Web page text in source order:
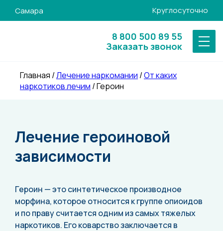
Самара Круглосуточно
8 800 500 89 55
Заказать звонок
Главная /Лечение наркомании /От каких
наркотиков лечим /Героин
Лечение героиновой
зависимости
Героин — это синтетическое производное
морфина, которое относится к группе опиоидов
и по праву считается одним из самых тяжелых
наркотиков. Его коварство заключается в